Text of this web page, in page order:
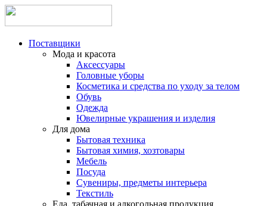
Поставщики
Мода и красота
Аксессуары
Головные уборы
Косметика и средства по уходу за телом
Обувь
Одежда
Ювелирные украшения и изделия
Для дома
Бытовая техника
Бытовая химия, хозтовары
Мебель
Посуда
Сувениры, предметы интерьера
Текстиль
Еда, табачная и алкогольная продукция